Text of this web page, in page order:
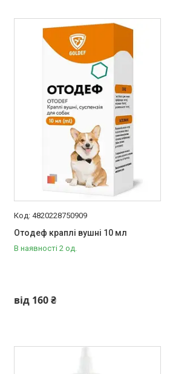
4820228750909
Отодеф краплі вушні 10 мл
В наявності 2 од.
від 160 ₴